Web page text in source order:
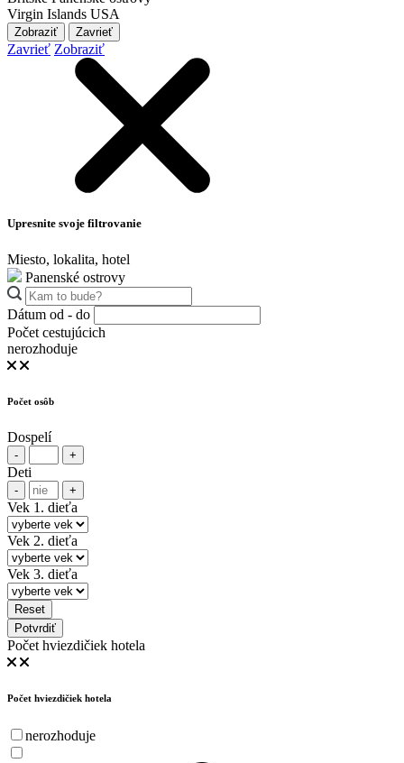
Virgin Islands USA
Zobraziť Zavrieť
Zavrieť Zobraziť
Upresnite svoje filtrovanie
Miesto, lokalita, hotel
Panenské ostrovy
Dátum od - do
Počet cestujúcich
nerozhoduje
Počet osôb
Dospelí
- +
Deti
- +
Vek 1. dieťa
Vek 2. dieťa
Vek 3. dieťa
Reset
Potvrdiť
Počet hviezdičiek hotela
Počet hviezdičiek hotela
nerozhoduje